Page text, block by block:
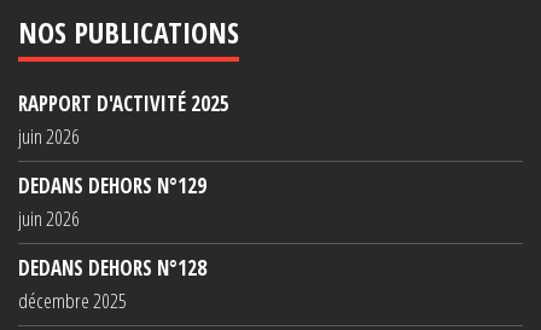
NOS PUBLICATIONS
RAPPORT D'ACTIVITÉ 2025
juin 2026
DEDANS DEHORS N°129
juin 2026
DEDANS DEHORS N°128
décembre 2025